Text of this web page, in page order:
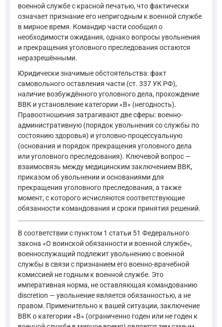
военной службе с красной печатью, что фактически
означает признание его непригодным к военной службе
в мирное время. Командир части сообщил о
необходимости ожидания, однако вопросы увольнения
и прекращения уголовного преследования остаются
неразрешёнными.
Юридически значимые обстоятельства: факт
самовольного оставления части (ст. 337 УК РФ),
наличие возбуждённого уголовного дела, прохождение
ВВК и установление категории «В» (негодность).
Правоотношения затрагивают две сферы: военно-
административную (порядок увольнения со службы по
состоянию здоровья) и уголовно-процессуальную
(основания и порядок прекращения уголовного дела
или уголовного преследования). Ключевой вопрос —
взаимосвязь между медицинским заключением ВВК,
приказом об увольнении и основаниями для
прекращения уголовного преследования, а также
момент, с которого исчисляются соответствующие
обязанности командования и сроки принятия решений.
В соответствии с пунктом 1 статьи 51 Федерального
закона «О воинской обязанности и военной службе»,
военнослужащий подлежит увольнению с военной
службы в связи с признанием его военно-врачебной
комиссией не годным к военной службе. Это
императивная норма, не оставляющая командованию
discretion — увольнение является обязанностью, а не
правом. Применительно к вашей ситуации, заключение
ВВК о категории «В» (ограниченно годен или не годен к